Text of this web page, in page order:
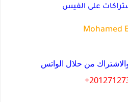
على الفيس
Mohamed
من حلال الواتس